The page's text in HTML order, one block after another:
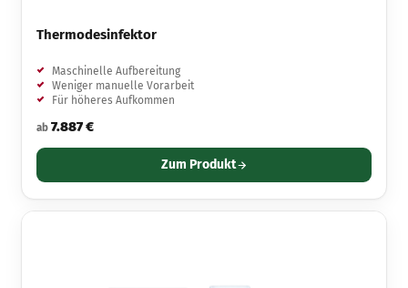
Thermodesinfektor
Maschinelle Aufbereitung
Weniger manuelle Vorarbeit
Für höheres Aufkommen
ab7.887 €
Zum Produkt